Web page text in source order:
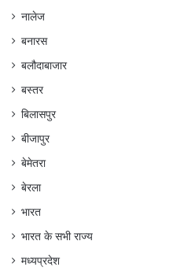
नालेज
बनारस
बलौदाबाजार
बस्तर
बिलासपुर
बीजापुर
बेमेतरा
बेरला
भारत
भारत के सभी राज्य
मध्यप्रदेश